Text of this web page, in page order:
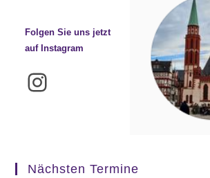
Folgen Sie uns jetzt
auf Instagram
Instagram
Nächsten Termine